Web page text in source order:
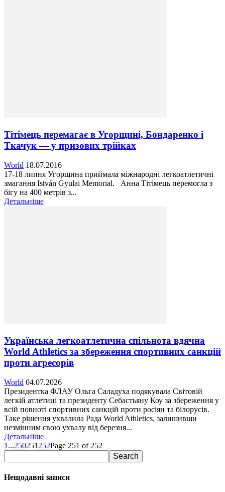
Тітімець перемагає в Угорщині, Бондаренко і
Ткачук — у призових трійках
World 18.07.2016
17-18 липня Угорщина приймала міжнародні легкоатлетичні
змагання István Gyulai Memorial. Анна Тітімець перемогла з
бігу на 400 метрів з...
Детальніше
Українська легкоатлетична спільнота вдячна
World Athletics за збереження спортивних санкцій
проти агресорів
World 04.07.2026
Президентка ФЛАУ Ольга Саладуха подякувала Світовій
легкій атлетиці та президенту Себастьяну Коу за збереження у
всій повноті спортивних санкцій проти росіян та білорусів.
Таке рішення ухвалила Рада World Athletics, залишивши
незмінним свою ухвалу від березня...
Детальніше
1 ...250251 252Page 251 of 252
Нещодавні записи